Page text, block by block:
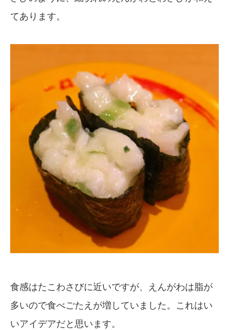
てあります。
食感はたこわさびに近いですが、えんがわは脂が
多いので食べごたえが増していました。これはい
いアイデアだと思います。